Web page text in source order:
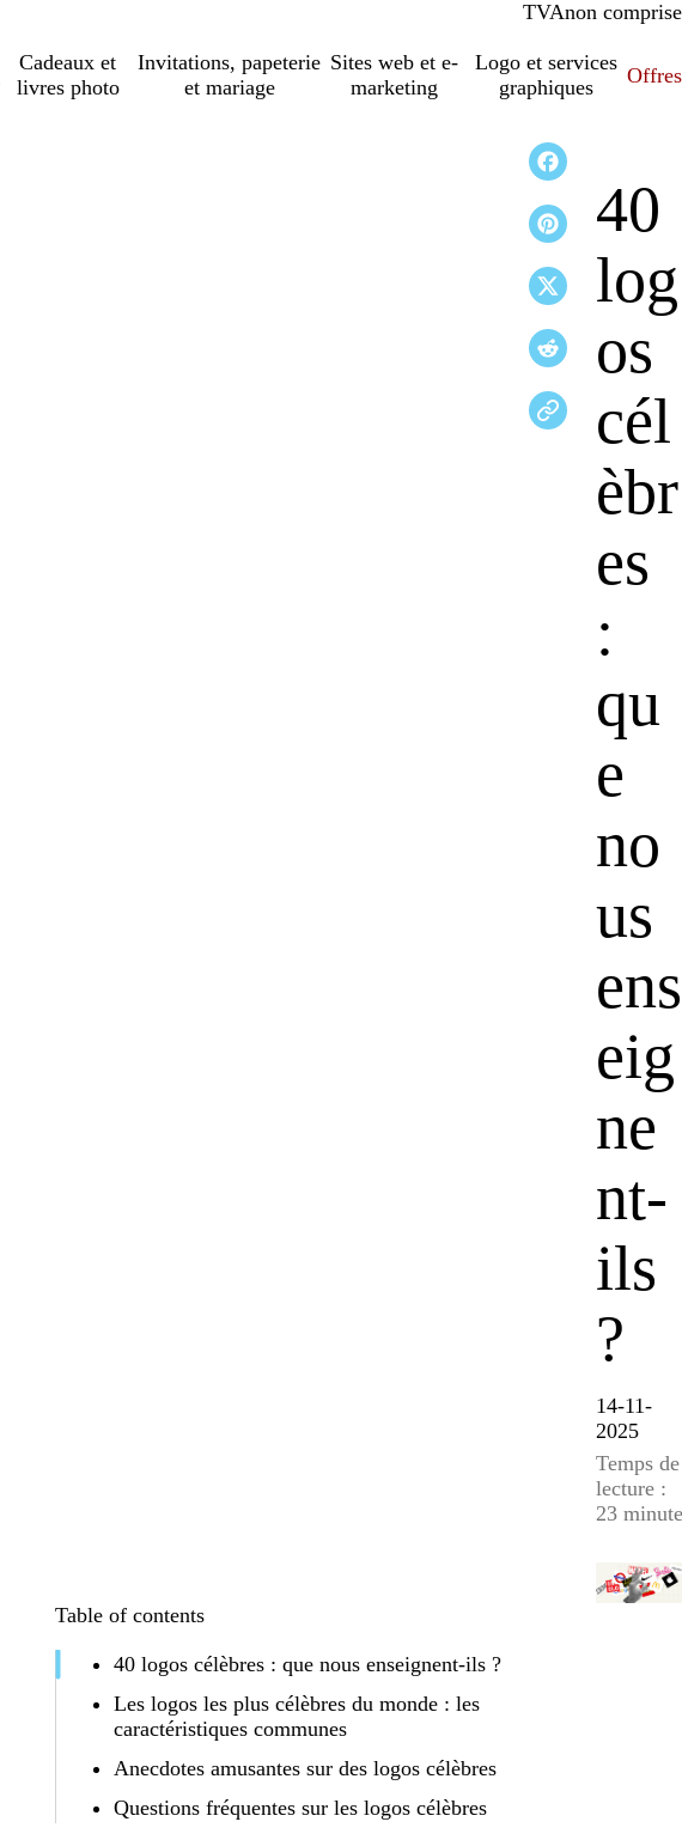
TVAcomprise
non comprise
Cadeaux et
livres photo
Invitations, papeterie
et mariage
Sites web et e-
marketing
Logo et services
graphiques
Offres
40
log
os
cél
èbr
es
:
qu
e
no
us
ens
eig
ne
nt-
ils
?
14-11-
2025
Temps de
lecture :
23
Table of contents
40 logos célèbres : que nous enseignent-ils ?
Les logos les plus célèbres du monde : les
caractéristiques communes
Anecdotes amusantes sur des logos célèbres
Questions fréquentes sur les logos célèbres